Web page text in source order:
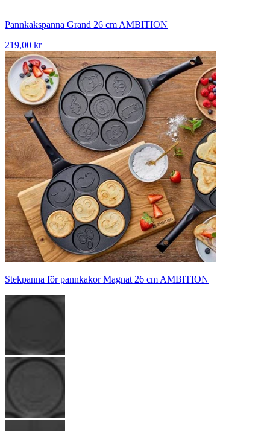
Pannkakspanna Grand 26 cm AMBITION
219,00 kr
Stekpanna för pannkakor Magnat 26 cm AMBITION